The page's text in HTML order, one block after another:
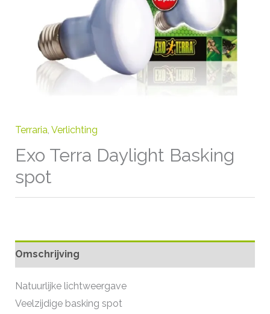
Terraria, Verlichting
Exo Terra Daylight Basking
spot
Omschrijving
Natuurlijke lichtweergave
Veelzijdige basking spot